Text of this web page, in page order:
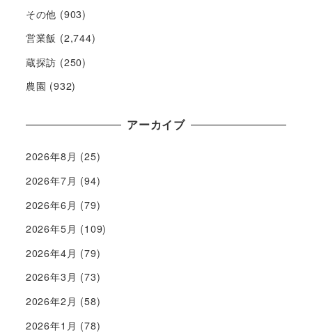
その他 (903)
営業飯 (2,744)
蔵探訪 (250)
農園 (932)
アーカイブ
2026年8月 (25)
2026年7月 (94)
2026年6月 (79)
2026年5月 (109)
2026年4月 (79)
2026年3月 (73)
2026年2月 (58)
2026年1月 (78)